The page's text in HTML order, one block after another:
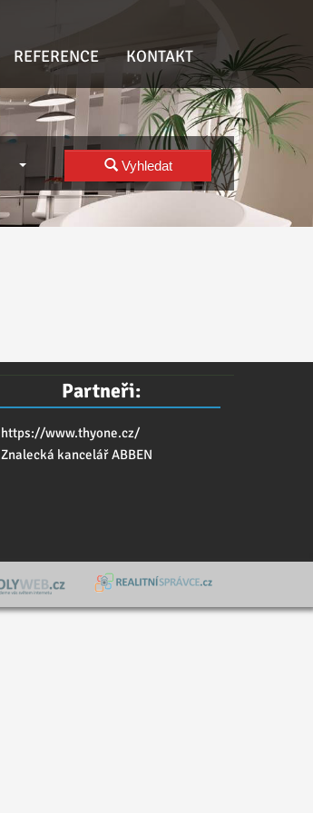
REFERENCE KONTAKT
Vyhledat
Partneři:
https://www.thyone.cz/
Znalecká kancelář ABBEN